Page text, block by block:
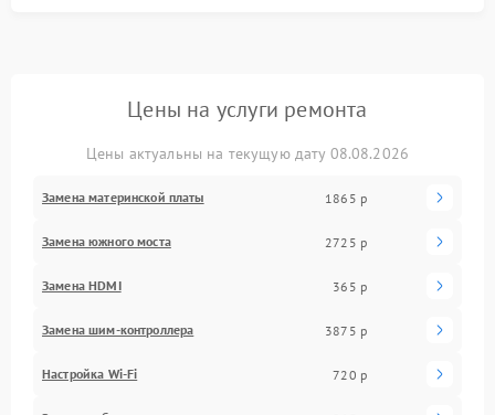
Цены на услуги ремонта
Цены актуальны на текущую дату 08.08.2026
Замена материнской платы 1865 р
Замена южного моста 2725 р
Замена HDMI 365 р
Замена шим-контроллера 3875 р
Настройка Wi-Fi 720 р